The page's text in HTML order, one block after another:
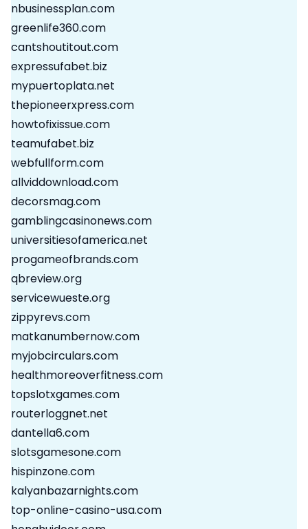
nbusinessplan.com
greenlife360.com
cantshoutitout.com
expressufabet.biz
mypuertoplata.net
thepioneerxpress.com
howtofixissue.com
teamufabet.biz
webfullform.com
allviddownload.com
decorsmag.com
gamblingcasinonews.com
universitiesofamerica.net
progameofbrands.com
qbreview.org
servicewueste.org
zippyrevs.com
matkanumbernow.com
myjobcirculars.com
healthmoreoverfitness.com
topslotxgames.com
routerloggnet.net
dantella6.com
slotsgamesone.com
hispinzone.com
kalyanbazarnights.com
top-online-casino-usa.com